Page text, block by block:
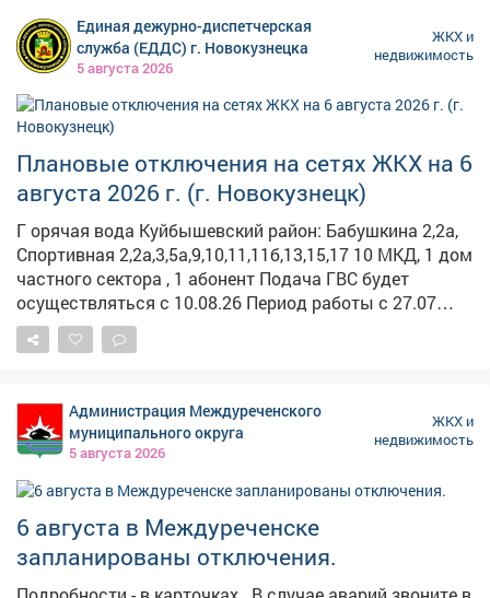
Период работы 08.00-12.00 Работает: "Энергосеть" г.
Мыски Установка опор. ВЛ-0,4 ф.04-2 ТП-236 п. Тутуяс
Береговая 31 Болотная 1, 1А, 3а Центральная 30а -
"Энергосеть" г. Мыски
Единая дежурно-диспетчерская
служба (ЕДДС) г. Новокузнецка
5 августа 2026
ЖКХ и
недвижимость
Плановые отключения на сетях ЖКХ на 6
августа 2026 г. (г. Новокузнецк)
Г орячая вода Куйбышевский район: Бабушкина 2,2а,
Спортивная 2,2а,3,5а,9,10,11,11б,13,15,17 10 МКД, 1 дом
частного сектора , 1 абонент Подача ГВС будет
осуществляться с 10.08.26 Период работы с 27.07
09:00 по 09.08 17:00 Описание работ: Гидравлические
испытания т/сетей на прочность и плотность от
графику) Работает: ООО «ЭнергоТранзит» Заводской
район: Станционная, 15,19,20,22, 25,29,29/1 4 жилых
дома, проч. - 3 Период работы с 24.07 09:00 по 07.08
сетей на прочность и плотность от котельной
Полосухинская (согласно графику) Работает: ООО
«ЭнергоТранзит» Куйбышевский район: Садопарковая
19,23,25,27,29, 31,33,35,28/1,28/2,28,30,32, 32,
47,49,51,53,55,63,65 3 МКД, 12 домов частного сектора,
Администрация Междуреченского
муниципального округа
5 августа 2026
ЖКХ и
недвижимость
6 августа в Междуреченске
запланированы отключения.